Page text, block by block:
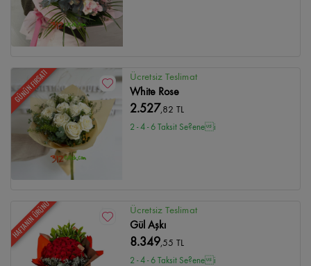
GÜNÜN FIRSATI Ücretsiz Teslimat
White Rose
2.527,82 TL
2 - 4 - 6 Taksit Se?enei
HAFTANIN ÜRÜNÜ Ücretsiz Teslimat
Gül Aşkı
8.349,55 TL
2 - 4 - 6 Taksit Se?enei